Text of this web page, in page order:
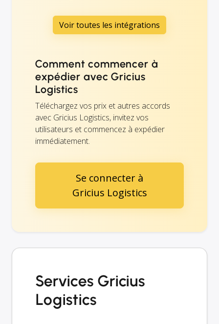
Voir toutes les intégrations
Comment commencer à
expédier avec Gricius
Logistics
Téléchargez vos prix et autres accords
avec Gricius Logistics, invitez vos
utilisateurs et commencez à expédier
immédiatement.
Se connecter à
Gricius Logistics
Services Gricius
Logistics